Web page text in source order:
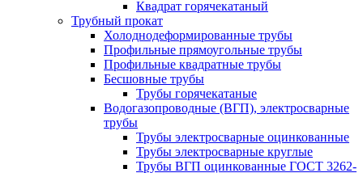
Квадрат горячекатаный
Трубный прокат
Холоднодеформированные трубы
Профильные прямоугольные трубы
Профильные квадратные трубы
Бесшовные трубы
Трубы горячекатаные
Водогазопроводные (ВГП), электросварные
трубы
Трубы электросварные оцинкованные
Трубы электросварные круглые
Трубы ВГП оцинкованные ГОСТ 3262-